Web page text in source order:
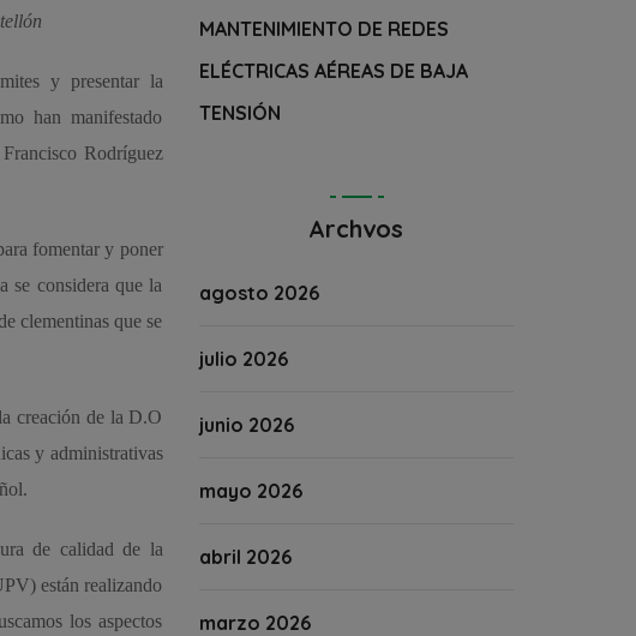
y presentar la
han manifestado
Rodríguez
fomentar y poner
se considera que la
clementinas que se
creación de la D.O
y administrativas
de calidad de la
están realizando
los aspectos
MANTENIMIENTO DE REDES
ELÉCTRICAS AÉREAS DE BAJA
TENSIÓN
Archvos
agosto 2026
julio 2026
junio 2026
mayo 2026
abril 2026
marzo 2026